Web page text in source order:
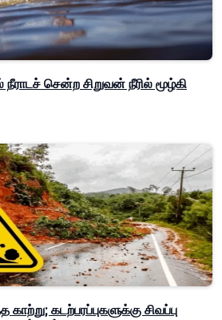
சென்ற சிறுவன் நீரில் மூழ்கி
கடற்பரப்புகளுக்கு சிவப்பு